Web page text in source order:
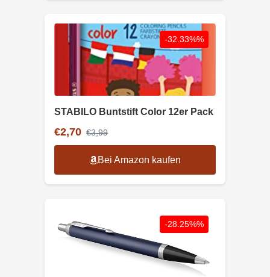
-32.33%%
STABILO Buntstift Color 12er Pack
€2,70 €3,99
Bei Amazon kaufen
-28.25%%